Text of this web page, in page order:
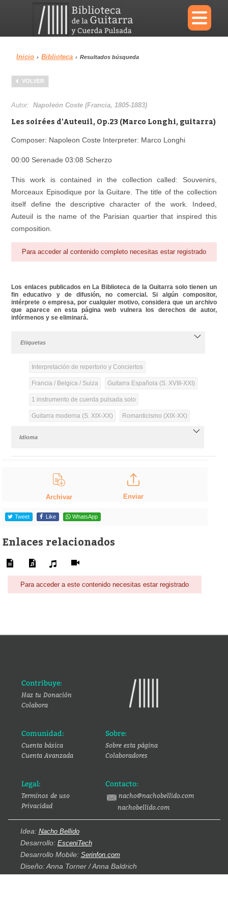
×
Menu
Biblioteca Diccionario
Área personal
Inicio › Biblioteca › Resultados búsqueda
VOLVER
Autor:Napoleón Coste (Francia, 1805-1883)
Les soirées d'Auteuil, Op.23 (Marco Longhi, guitarra)
Composer: Napoleon Coste Interpreter: Marco Longhi
00:00 Serenade 03:08 Scherzo
This work is contained in the collection called: Souvenirs,
Morceaux Episodique por la Guitare. The title of the collection
itself define the descriptive character of the work. Indeed,
Auteuil is the name of the Parisian quartier that inspired this
composition.
Para acceder al contenido completo necesitas estar registrado
Los enlaces publicados en La Biblioteca de la Guitarra solo tienen un
fin educativo y de difusión, no comercial. Si algún compositor,
intérprete o empresa, por cualquier motivo, considera que un archivo
que aparece en esta página web vulnera los derechos de autor,
infórmenos y se eliminará.
Etiquetas
Interpretación de repertorio y Conciertos
Francia / Belgica / Suiza Guitarra Española (S. XVIII-XXI)
1 instrumento de cuerda pulsada solo
Guitarra moderna (S. XIX-XX) Romanticismo (XIX-XX)
Idioma
Archivar Enviar
Tweet Like WhatsApp
Enlaces relacionados
Para acceder a este contenido necesitas estar registrado
Contribuye:
Haz tu Donación
Colabora
Comunidad:
Cuenta básica
Cuenta Avanzada
Sobre:
Sobre esta página
Colaboradores
Legal:
Terminos de uso
Privacidad
Contacto:
nacho@nachobellido.com
nachobellido.com
Idea: Nacho Bellido
Desarrollo: EsceniTech
Desarrollo Mobile: Serinfon.com
Diseño: Anna Torner / Anna Baldrich